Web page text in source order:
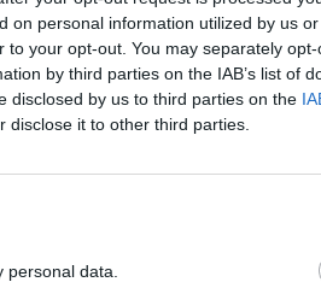
on personal information utilized by us
your opt-out. You may separately
by third parties on the IAB’s list of
disclosed by us to third parties on the
disclose it to other third parties.
data.
Hohenzollern in Ansbach.
die Jahrhunderte zu
spannende